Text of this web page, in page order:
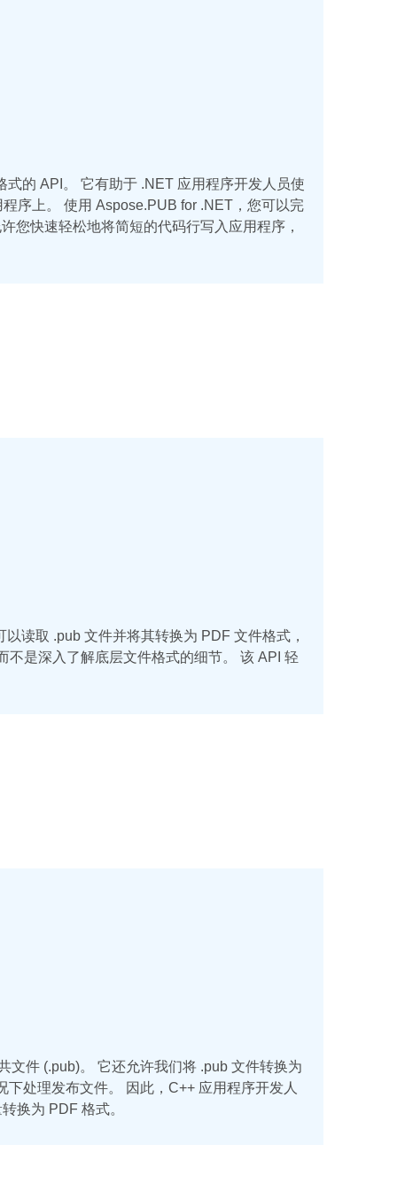
的 API。 它有助于 .NET 应用程序开发人员使
序上。 使用 Aspose.PUB for .NET，您可以完
您快速轻松地将简短的代码行写入应用程序，
读取 .pub 文件并将其转换为 PDF 文件格式，
是深入了解底层文件格式的细节。 该 API 轻
文件 (.pub)。 它还允许我们将 .pub 文件转换为
处理发布文件。 因此，C++ 应用程序开发人
换为 PDF 格式。